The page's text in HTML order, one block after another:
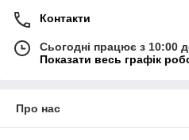
Контакти
Сьогодні працює з 10:00
Показати весь графік
Про нас